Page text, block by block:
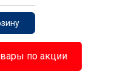
по акции